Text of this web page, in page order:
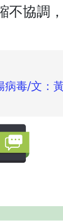
不協調
病毒/文：